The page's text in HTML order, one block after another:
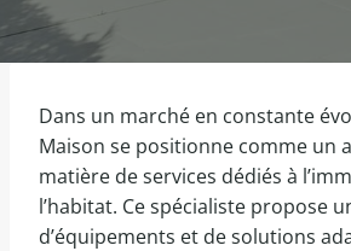
Dans un marché en constante
Maison se positionne comme un
matière de services dédiés à
l’habitat. Ce spécialiste propose
d’équipements et de solutions